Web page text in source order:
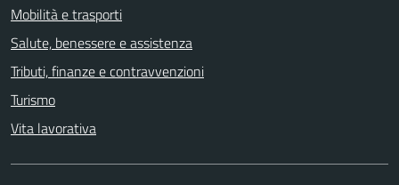
Mobilità e trasporti
Salute, benessere e assistenza
Tributi, finanze e contravvenzioni
Turismo
Vita lavorativa